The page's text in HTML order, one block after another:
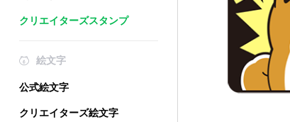
クリエイターズスタンプ
絵文字
公式絵文字
クリエイターズ絵文字